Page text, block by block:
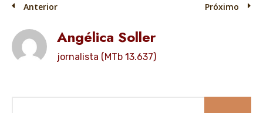
Anterior Próximo
Angélica Soller
jornalista (MTb 13.637)